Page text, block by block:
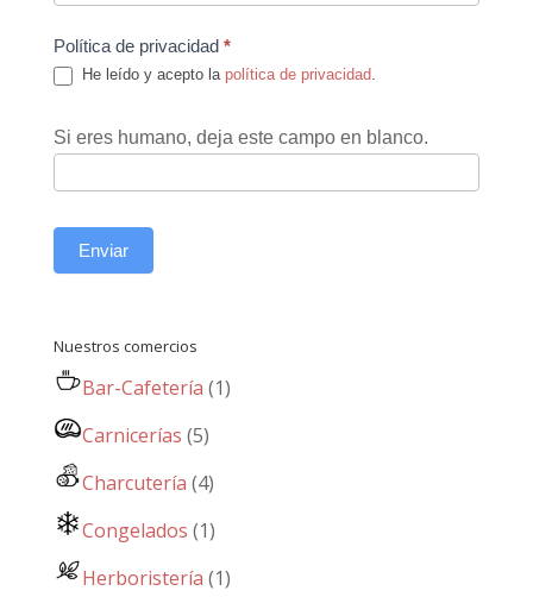
Política de privacidad *
He leído y acepto la política de privacidad
Si eres humano, deja este campo en blanco.
Enviar
Nuestros comercios
Bar-Cafetería (1)
Carnicerías (5)
Charcutería (4)
Congelados (1)
Herboristería (1)